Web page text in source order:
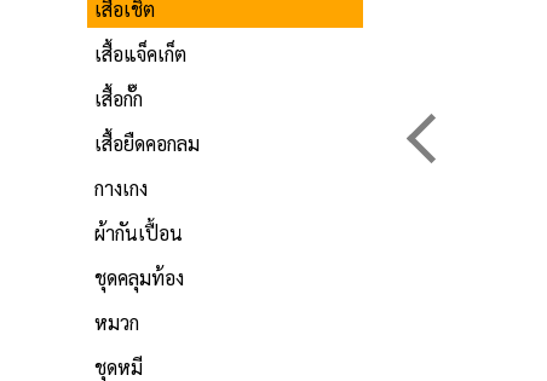
เสื้อเชิ้ต
เสื้อแจ็คเก็ต
เสื้อกั๊ก
เสื้อยืดคอกลม
กางเกง
ผ้ากันเปื้อน
ชุดคลุมท้อง
หมวก
ชุดหมี